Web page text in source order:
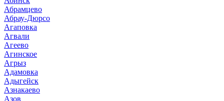
Абрамцево
Абрау-Дюрсо
Агаповка
Агвали
Агеево
Агинское
Агрыз
Адамовка
Адыгейск
Азнакаево
Азов